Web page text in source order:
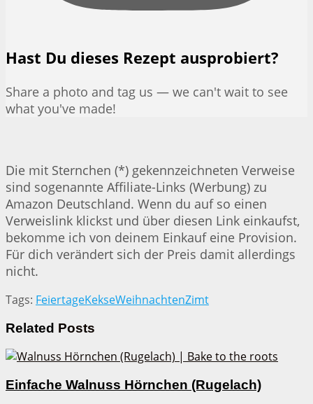
Hast Du dieses Rezept ausprobiert?
Share a photo and tag us — we can't wait to see
what you've made!
Die mit Sternchen (*) gekennzeichneten Verweise
sind sogenannte Affiliate-Links (Werbung) zu
Amazon Deutschland. Wenn du auf so einen
Verweislink klickst und über diesen Link einkaufst,
bekomme ich von deinem Einkauf eine Provision.
Für dich verändert sich der Preis damit allerdings
nicht.
Tags: FeiertageKekseWeihnachtenZimt
Related Posts
Einfache Walnuss Hörnchen (Rugelach)